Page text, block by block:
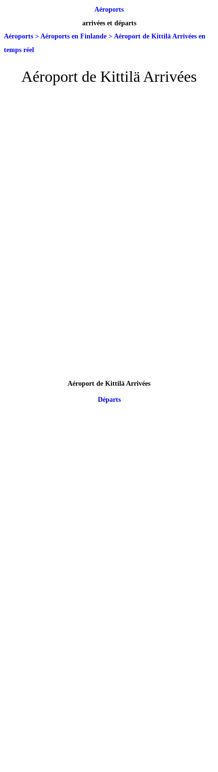
Aéroports
arrivées et départs
Aéroports > Aéroports en Finlande > Aéroport de Kittilä Arrivées en
temps réel
Aéroport de Kittilä Arrivées
Aéroport de Kittilä Arrivées
Départs